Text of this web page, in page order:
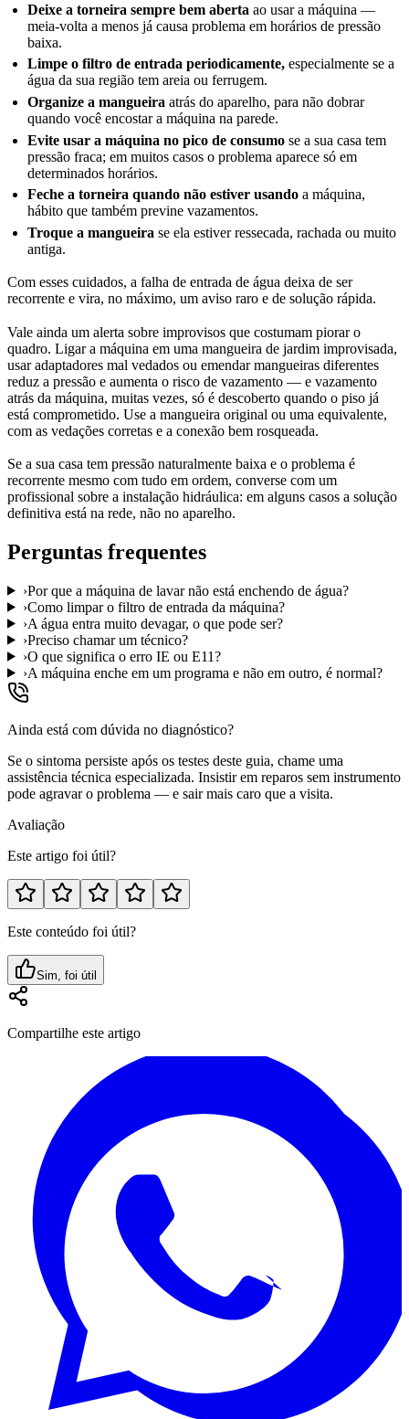
Deixe a torneira sempre bem aberta ao usar a máquina —
meia-volta a menos já causa problema em horários de pressão
baixa.
Limpe o filtro de entrada periodicamente, especialmente se a
água da sua região tem areia ou ferrugem.
Organize a mangueira atrás do aparelho, para não dobrar
quando você encostar a máquina na parede.
Evite usar a máquina no pico de consumo se a sua casa tem
pressão fraca; em muitos casos o problema aparece só em
determinados horários.
Feche a torneira quando não estiver usando a máquina,
hábito que também previne vazamentos.
Troque a mangueira se ela estiver ressecada, rachada ou muito
antiga.
Com esses cuidados, a falha de entrada de água deixa de ser
recorrente e vira, no máximo, um aviso raro e de solução rápida.
Vale ainda um alerta sobre improvisos que costumam piorar o
quadro. Ligar a máquina em uma mangueira de jardim improvisada,
usar adaptadores mal vedados ou emendar mangueiras diferentes
reduz a pressão e aumenta o risco de vazamento — e vazamento
atrás da máquina, muitas vezes, só é descoberto quando o piso já
está comprometido. Use a mangueira original ou uma equivalente,
com as vedações corretas e a conexão bem rosqueada.
Se a sua casa tem pressão naturalmente baixa e o problema é
recorrente mesmo com tudo em ordem, converse com um
profissional sobre a instalação hidráulica: em alguns casos a solução
definitiva está na rede, não no aparelho.
Perguntas frequentes
›Por que a máquina de lavar não está enchendo de água?
›Como limpar o filtro de entrada da máquina?
›A água entra muito devagar, o que pode ser?
›Preciso chamar um técnico?
›O que significa o erro IE ou E11?
›A máquina enche em um programa e não em outro, é normal?
Ainda está com dúvida no diagnóstico?
Se o sintoma persiste após os testes deste guia, chame uma
assistência técnica especializada. Insistir em reparos sem instrumento
pode agravar o problema — e sair mais caro que a visita.
Avaliação
Este artigo foi útil?
Este conteúdo foi útil?
Sim, foi útil
Compartilhe este artigo